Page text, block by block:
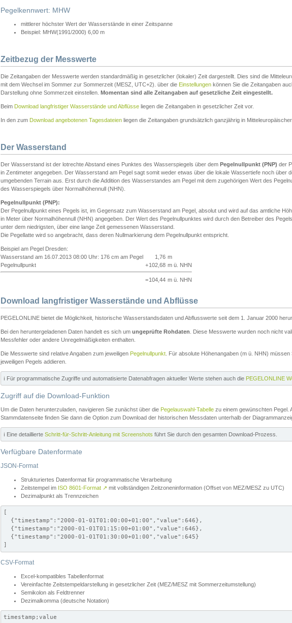
Pegelkennwert: MHW
mittlerer höchster Wert der Wasserstände in einer Zeitspanne
Beispiel: MHW(1991/2000) 6,00 m
Zeitbezug der Messwerte
Die Zeitangaben der Messwerte werden standardmäßig in gesetzlicher (lokaler) Zeit dargestellt. Dies sind die
mit dem Wechsel im Sommer zur Sommerzeit (MESZ, UTC+2). über die Einstellungen können Sie die Zeitangaben
Darstellung ohne Sommerzeit einstellen. Momentan sind alle Zeitangaben auf gesetzliche Zeit eingestellt.
Beim Download langfristiger Wasserstände und Abflüsse liegen die Zeitangaben in gesetzlicher Zeit vor.
In den zum Download angebotenen Tagesdateien liegen die Zeitangaben grundsätzlich ganzjährig in
Der Wasserstand
Der Wasserstand ist der lotrechte Abstand eines Punktes des Wasserspiegels über dem Pegelnullpunkt (PNP) der
in Zentimeter angegeben. Der Wasserstand am Pegel sagt somit weder etwas über die lokale Wassertiefe noch über
umgebenden Terrain aus. Erst durch die Addition des Wasserstandes am Pegel mit dem zugehörigen Wert des
des Wasserspiegels über Normalhöhennull (NHN).
Pegelnullpunkt (PNP):
Der Pegelnullpunkt eines Pegels ist, im Gegensatz zum Wasserstand am Pegel, absolut und wird auf das amtliche
in Meter über Normalhöhennull (NHN) angegeben. Der Wert des Pegelnullpunktes wird durch den Betreiber des
unter dem niedrigsten, über eine lange Zeit gemessenen Wasserstand.
Die Pegellatte wird so angebracht, dass deren Nullmarkierung dem Pegelnullpunkt entspricht.
Beispiel am Pegel Dresden:
Wasserstand am 16.07.2013 08:00 Uhr: 176 cm am Pegel
1,76 m
Pegelnullpunkt
+102,68 m ü. NHN
=104,44 m ü. NHN
Download langfristiger Wasserstände und Abflüsse
PEGELONLINE bietet die Möglichkeit, historische Wasserstandsdaten und Abflusswerte seit dem 1. Januar 2000
Bei den heruntergeladenen Daten handelt es sich um ungeprüfte Rohdaten . Diese Messwerte wurden noch nicht
Messfehler oder andere Unregelmäßigkeiten enthalten.
Die Messwerte sind relative Angaben zum jeweiligen Pegelnullpunkt . Für absolute Höhenangaben (m ü. NHN)
jeweiligen Pegels addieren.
ℹ️ Für programmatische Zugriffe und automatisierte Datenabfragen aktueller Werte stehen auch die PEGELONLINE
Zugriff auf die Download-Funktion
Um die Daten herunterzuladen, navigieren Sie zunächst über die Pegelauswahl-Tabelle zu einem gewünschten Pegel.
Stammdatenseite finden Sie dann die Option zum Download der historischen Messdaten unterhalb der
ℹ️ Eine detaillierte Schritt-für-Schritt-Anleitung mit Screenshots führt Sie durch den gesamten Download-Prozess.
Verfügbare Datenformate
JSON-Format
Strukturiertes Datenformat für programmatische Verarbeitung
Zeitstempel im ISO 8601-Format ↗ mit vollständigen Zeitzoneninformation (Offset von MEZ/MESZ zu UTC)
Dezimalpunkt als Trennzeichen
[
  {"timestamp":"2000-01-01T01:00:00+01:00","value":646},
  {"timestamp":"2000-01-01T01:15:00+01:00","value":646},
  {"timestamp":"2000-01-01T01:30:00+01:00","value":645}
]
CSV-Format
Excel-kompatibles Tabellenformat
Vereinfachte Zeitstempeldarstellung in gesetzlicher Zeit (MEZ/MESZ mit Sommerzeitumstellung)
Semikolon als Feldtrenner
Dezimalkomma (deutsche Notation)
timestamp;value